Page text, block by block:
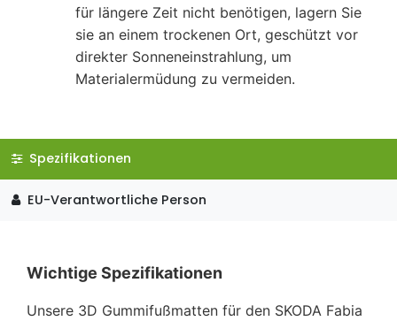
für längere Zeit nicht benötigen, lagern Sie
sie an einem trockenen Ort, geschützt vor
direkter Sonneneinstrahlung, um
Materialermüdung zu vermeiden.
Spezifikationen
EU-Verantwortliche Person
Wichtige Spezifikationen
Unsere 3D Gummifußmatten für den SKODA Fabia